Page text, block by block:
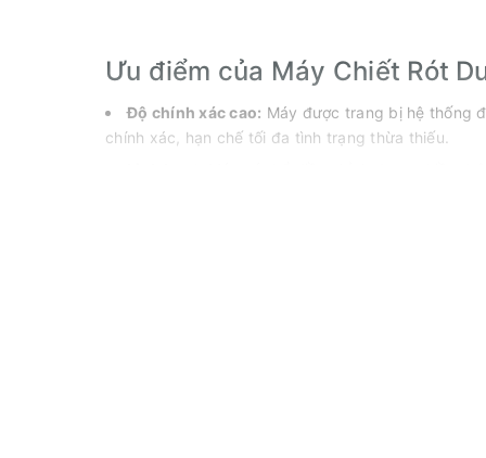
Ưu điểm của Máy Chiết Rót
Độ chính xác cao: Máy được trang bị hệ thống
chính xác, hạn chế tối đa tình trạng thừa thiếu.